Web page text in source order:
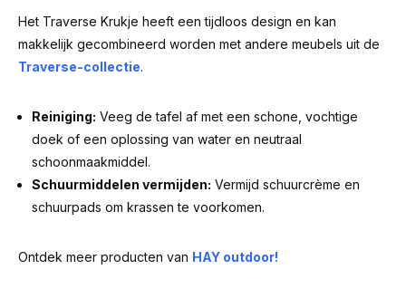
Het Traverse Krukje heeft een tijdloos design en kan
makkelijk gecombineerd worden met andere meubels uit de
Traverse-collectie.
Reiniging: Veeg de tafel af met een schone, vochtige
doek of een oplossing van water en neutraal
schoonmaakmiddel.
Schuurmiddelen vermijden: Vermijd schuurcrème en
schuurpads om krassen te voorkomen.
Ontdek meer producten van HAY outdoor!